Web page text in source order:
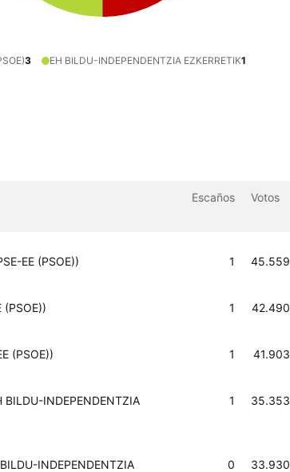
3 EH BILDU-INDEPENDENTZIA EZKERRETIK1
Escaños Votos
EE (PSOE)) 1 45.559
(PSOE)) 1 42.490
(PSOE)) 1 41.903
INDEPENDENTZIA
1 35.353
INDEPENDENTZIA
0 33.930